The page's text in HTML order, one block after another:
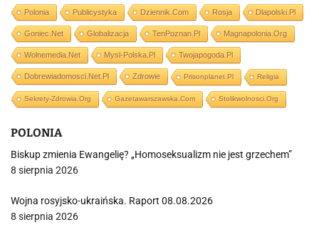
Polonia Publicystyka Dziennik.com Rosja Dlapolski.pl
Goniec.net Globalizacja TenPoznan.pl Magnapolonia.org
Wolnemedia.net Mysl-Polska.pl Twojapogoda.pl
Dobrewiadomosci.net.pl Zdrowie Prisonplanet.pl Religia
Sekrety-Zdrowia.org Gazetawarszawska.com Stolikwolnosci.org
POLONIA
Biskup zmienia Ewangelię? „Homoseksualizm nie jest grzechem”
8 sierpnia 2026
Wojna rosyjsko-ukraińska. Raport 08.08.2026
8 sierpnia 2026